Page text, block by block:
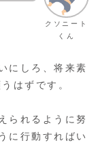
クソニート
くん
にしろ、将来素
はずです。
られるように努
に行動すればい